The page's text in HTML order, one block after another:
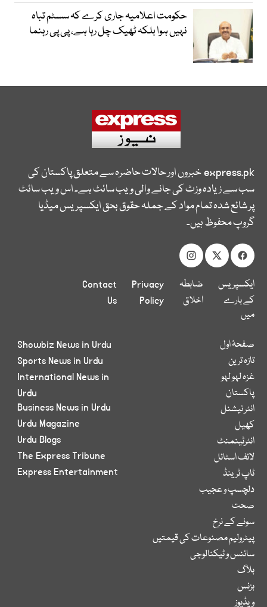
حکومت اعلامیہ جاری کرے کہ سسٹم تباہ
نہیں ہوا بلکہ ٹھیک چل رہا ہے، پی پی رہنما
express.pkخبروں اور حالات حاضرہ سے متعلق پاکستان کی
سب سے زیادہ وزٹ کی جانے والی ویب سائٹ ہے۔ اس ویب سائٹ
پر شائع شدہ تمام مواد کے جملہ حقوق بحق ایکسپریس میڈیا
گروپ محفوظ ہیں۔
ایکسپریس
کے بارے
میں
ضابطہ
اخلاق
Privacy
Policy
Contact
Us
صفحۂ اول
تازہ ترین
غزہ لہو لہو
پاکستان
انٹر نیشنل
کھیل
انٹرٹینمنٹ
لائف اسٹائل
ٹاپ ٹرینڈ
دلچسپ و عجیب
صحت
سونے کے نرخ
پیٹرولیم مصنوعات کی قیمتیں
سائنس و ٹیکنالوجی
بلاگ
بزنس
ویڈیوز
Showbiz News in Urdu
Sports News in Urdu
International News in
Urdu
Business News in Urdu
Urdu Magazine
Urdu Blogs
The Express Tribune
Express Entertainment